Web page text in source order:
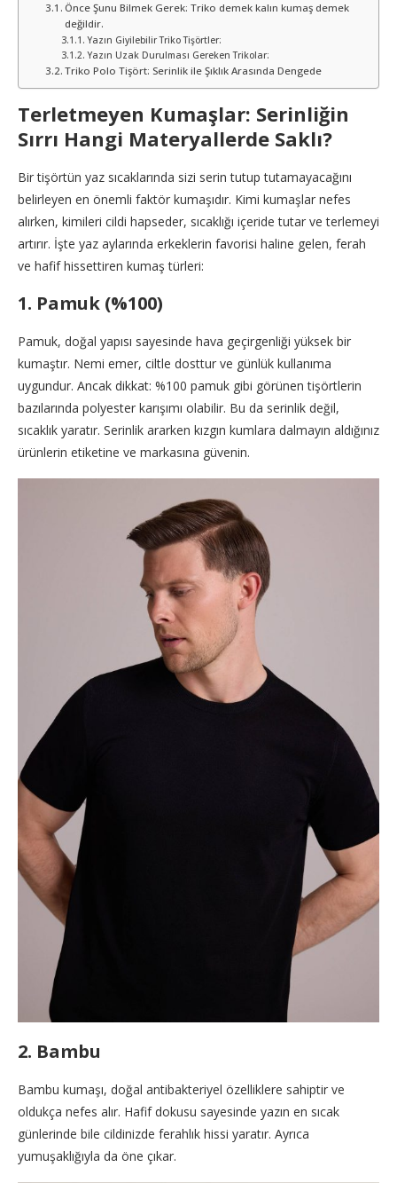
Önce Şunu Bilmek Gerek: Triko demek kalın kumaş demek
değildir.
Yazın Giyilebilir Triko Tişörtler:
Yazın Uzak Durulması Gereken Trikolar:
Triko Polo Tişört: Serinlik ile Şıklık Arasında Dengede
Terletmeyen Kumaşlar: Serinliğin
Sırrı Hangi Materyallerde Saklı?
Bir tişörtün yaz sıcaklarında sizi serin tutup tutamayacağını
belirleyen en önemli faktör kumaşıdır. Kimi kumaşlar nefes
alırken, kimileri cildi hapseder, sıcaklığı içeride tutar ve terlemeyi
artırır. İşte yaz aylarında erkeklerin favorisi haline gelen, ferah
ve hafif hissettiren kumaş türleri:
1. Pamuk (%100)
Pamuk, doğal yapısı sayesinde hava geçirgenliği yüksek bir
kumaştır. Nemi emer, ciltle dosttur ve günlük kullanıma
uygundur. Ancak dikkat: %100 pamuk gibi görünen tişörtlerin
bazılarında polyester karışımı olabilir. Bu da serinlik değil,
sıcaklık yaratır. Serinlik ararken kızgın kumlara dalmayın aldığınız
ürünlerin etiketine ve markasına güvenin.
2. Bambu
Bambu kumaşı, doğal antibakteriyel özelliklere sahiptir ve
oldukça nefes alır. Hafif dokusu sayesinde yazın en sıcak
günlerinde bile cildinizde ferahlık hissi yaratır. Ayrıca
yumuşaklığıyla da öne çıkar.